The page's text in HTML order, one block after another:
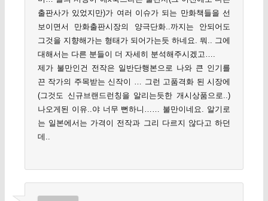
출판사가 있었지만)가 여러 이슈가 되는 만화책들을 선
보이면서 만화출판시장의 양극단화..까지는 안되어도
그것을 지향해가는 형태가 되어가는듯 하네요. 뭐.. 그에
대해서는 다른 분들이 더 자세히 분석해주시겠고….
제가 불만인건 전작은 일반단행본으로 나와 큰 인기를
끈 작가의 주목받는 신작이 … 그런 고품격화 된 시장에
(그것도 신규브랜드런칭을 알리는듯한 개시상품으로..)
나오게된 이유..야 너무 뻔하니…… 불만이네요. 알기로
는 일본에서는 가격이 전작과 그리 다르지 않다고 하던
데..